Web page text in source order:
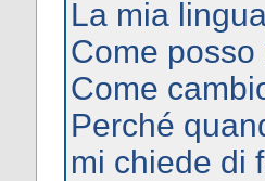
La mia
Come
Come
Perché
mi chiede di